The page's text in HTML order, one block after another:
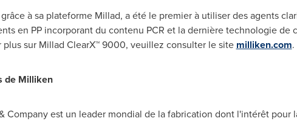
à sa plateforme Millad, a été le premier à utiliser des agents
en PP incorporant du contenu PCR et la dernière technologie
plus sur Millad ClearX™ 9000, veuillez consulter le site milliken.com.
de Milliken
Company est un leader mondial de la fabrication dont l'intérêt